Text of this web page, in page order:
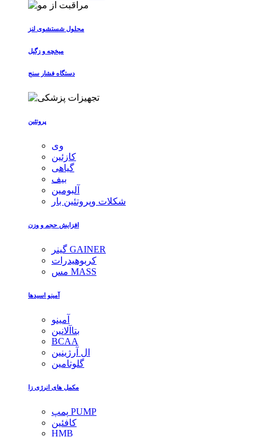
محلول شستشوی لنز
میخچه و زگیل
دستگاه فشار سنج
پروتئین
وی
کازئین
گیاهی
بیف
آلبومین
شکلات وپروتئین بار
افزایش حجم و وزن
گینر GAINER
کربوهیدرات
مس MASS
آمینو اسیدها
آمینو
بتاآلانین
BCAA
ال آرژینین
گلوتامین
مکمل های انرژی زا
پمپ PUMP
کافئین
HMB